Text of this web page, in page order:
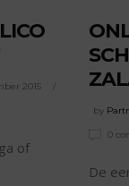
2015
of
by
0
De